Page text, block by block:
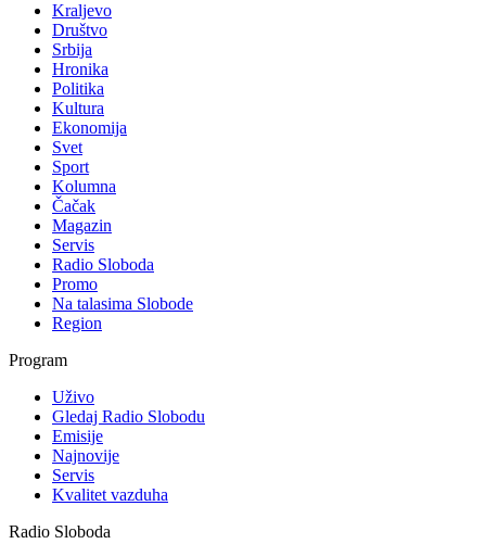
Kraljevo
Društvo
Srbija
Hronika
Politika
Kultura
Ekonomija
Svet
Sport
Kolumna
Čačak
Magazin
Servis
Radio Sloboda
Promo
Na talasima Slobode
Region
Program
Uživo
Gledaj Radio Slobodu
Emisije
Najnovije
Servis
Kvalitet vazduha
Radio Sloboda